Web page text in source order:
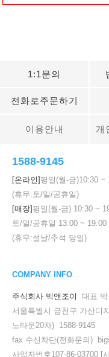
1:1문의
전화로주문하기
이용안내 개
1588-9145
[온라인] 평일(월-금)10:30 ~
(휴무:토/일/공휴일)
[매장] 평일(월-금) 10:30 ~
토/일/공휴일 13:00 ~ 19:00
(휴무:설날/추석 당일)
COMPANY INFO
주식회사 빅앤조이
대표 박
서울특별시 금천구 가산디
노타운20차) 1588-9145
fax 수신차단(전화문의)
사업자번호107-86-03700 [